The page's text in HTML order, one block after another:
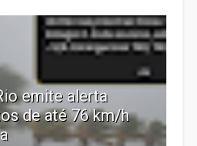
emite alerta
de até 76 km/h